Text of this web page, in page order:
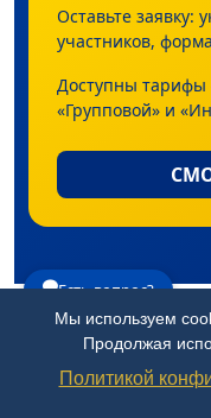
Оставьте заявку:
участников,
Доступны тарифы
«Групповой» и
Об артели
Главная
Есть вопрос?
Мы используем
Продолжая
Политикой